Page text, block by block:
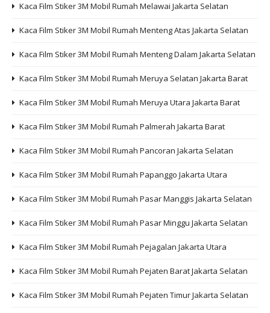
Kaca Film Stiker 3M Mobil Rumah Melawai Jakarta Selatan
Kaca Film Stiker 3M Mobil Rumah Menteng Atas Jakarta Selatan
Kaca Film Stiker 3M Mobil Rumah Menteng Dalam Jakarta Selatan
Kaca Film Stiker 3M Mobil Rumah Meruya Selatan Jakarta Barat
Kaca Film Stiker 3M Mobil Rumah Meruya Utara Jakarta Barat
Kaca Film Stiker 3M Mobil Rumah Palmerah Jakarta Barat
Kaca Film Stiker 3M Mobil Rumah Pancoran Jakarta Selatan
Kaca Film Stiker 3M Mobil Rumah Papanggo Jakarta Utara
Kaca Film Stiker 3M Mobil Rumah Pasar Manggis Jakarta Selatan
Kaca Film Stiker 3M Mobil Rumah Pasar Minggu Jakarta Selatan
Kaca Film Stiker 3M Mobil Rumah Pejagalan Jakarta Utara
Kaca Film Stiker 3M Mobil Rumah Pejaten Barat Jakarta Selatan
Kaca Film Stiker 3M Mobil Rumah Pejaten Timur Jakarta Selatan